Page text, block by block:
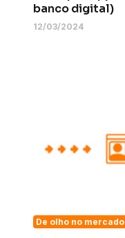
banco digital)
12/03/2024
De olho no mercado